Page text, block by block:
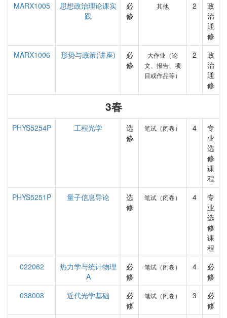
MARX1005
思想政治理论课实
践
必
修
其他 2
政
治
通
修
MARX1006
形势与政策(讲座)
必
修
大作业（论
文、报告、项
目或作品等）
2
政
治
通
修
3春
PHYS5254P 工程光学
选
修
笔试（闭卷） 4
专
业
选
修
课
程
PHYS5251P
量子信息导论
选
修
笔试（闭卷） 4
专
业
选
修
课
程
022062
热力学与统计物理
A
必
修
笔试（闭卷） 4
必
修
038008
近代光学基础
必
修
笔试（闭卷） 3
必
修